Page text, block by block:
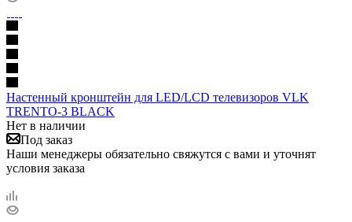
Настенный кронштейн для LED/LCD телевизоров VLK
TRENTO-3 BLACK
Нет в наличии
Под заказ
Наши менеджеры обязательно свяжутся с вами и уточнят
условия заказа